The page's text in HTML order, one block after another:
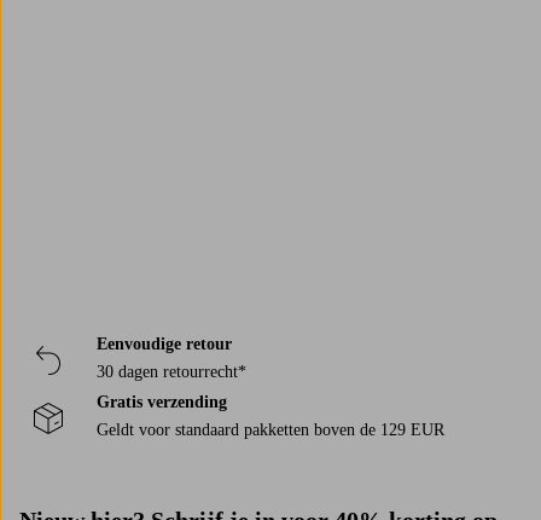
Eenvoudige retour
30 dagen retourrecht*
Gratis verzending
Geldt voor standaard pakketten boven de 129 EUR